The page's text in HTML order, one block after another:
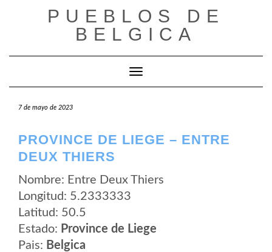
PUEBLOS DE
BELGICA
Cambiar modo de navegación
7 de mayo de 2023
PROVINCE DE LIEGE – ENTRE
DEUX THIERS
Nombre: Entre Deux Thiers
Longitud: 5.2333333
Latitud: 50.5
Estado: Province de Liege
Pais: Belgica